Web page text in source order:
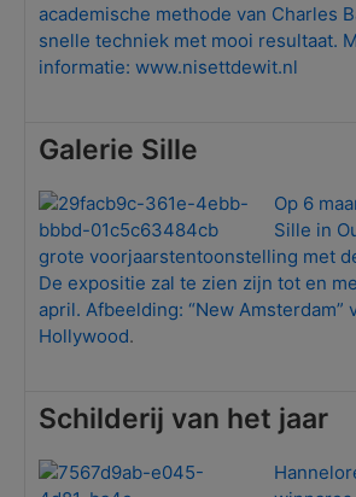
academische methode van Charles
snelle techniek met mooi resultaat.
informatie:www.nisettdewit.nl
Galerie Sille
Op 6
Sille in
grote voorjaarstentoonstelling met
De expositie zal te zien zijn tot en
april. Afbeelding: “New Amsterdam”
Hollywood.
Schilderij van het jaar